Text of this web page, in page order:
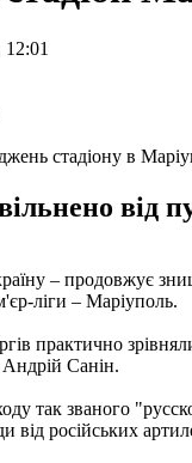
стадіону в
– продовжує
ліги – Маріуполь.
практично
Санін.
так званого
від російських